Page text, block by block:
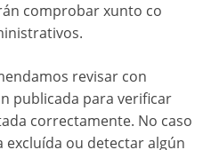
comprobar xunto co
revisar con
publicada para verificar
correctamente. No caso
excluída ou detectar algún